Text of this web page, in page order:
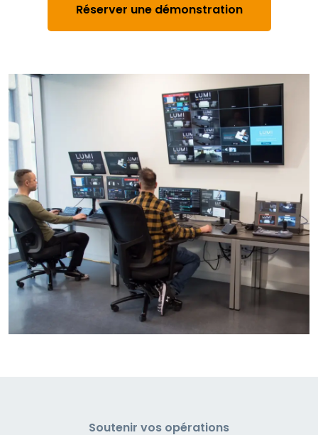
Réserver une démonstration
Soutenir vos opérations